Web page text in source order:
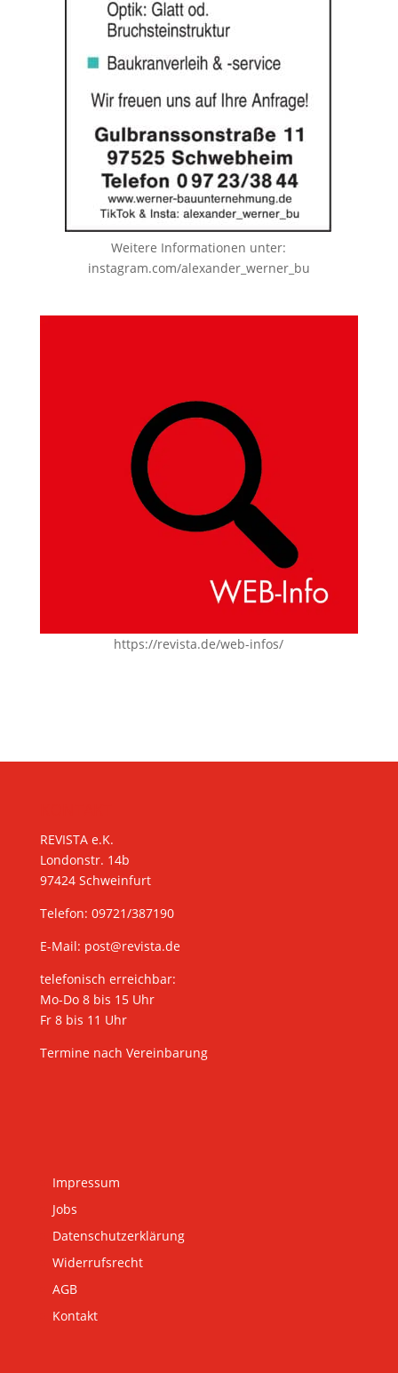
Weitere Informationen unter:
instagram.com/alexander_werner_bu
https://revista.de/web-infos/
REVISTA e.K.
Londonstr. 14b
97424 Schweinfurt
Telefon: 09721/387190
E-Mail: post@revista.de
telefonisch erreichbar:
Mo-Do 8 bis 15 Uhr
Fr 8 bis 11 Uhr
Termine nach Vereinbarung
Impressum
Jobs
Datenschutzerklärung
Widerrufsrecht
AGB
Kontakt